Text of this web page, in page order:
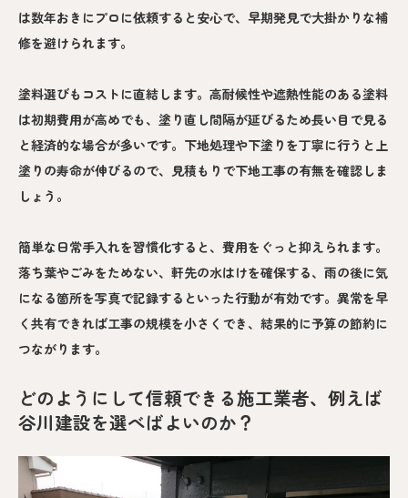
は数年おきにプロに依頼すると安心で、早期発見で大掛かりな補
修を避けられます。
塗料選びもコストに直結します。高耐候性や遮熱性能のある塗料
は初期費用が高めでも、塗り直し間隔が延びるため長い目で見る
と経済的な場合が多いです。下地処理や下塗りを丁寧に行うと上
塗りの寿命が伸びるので、見積もりで下地工事の有無を確認しま
しょう。
簡単な日常手入れを習慣化すると、費用をぐっと抑えられます。
落ち葉やごみをためない、軒先の水はけを確保する、雨の後に気
になる箇所を写真で記録するといった行動が有効です。異常を早
く共有できれば工事の規模を小さくでき、結果的に予算の節約に
つながります。
どのようにして信頼できる施工業者、例えば
谷川建設を選べばよいのか？